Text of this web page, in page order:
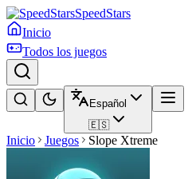
SpeedStars
Inicio
Todos los juegos
Español
🇪🇸
Inicio Juegos Slope Xtreme